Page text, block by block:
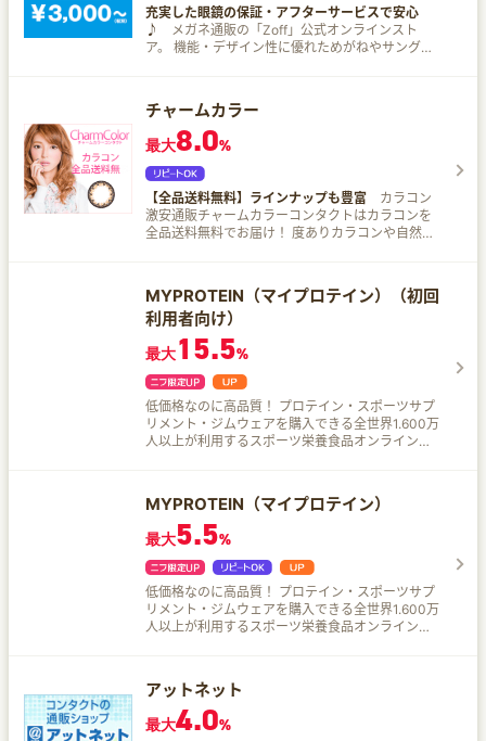
充実した眼鏡の保証・アフターサービスで安心
♪
メガネ通販の「Zoff」公式オンラインスト
ア。 機能・デザイン性に優れためがねやサングラ
お求めも安心！さらに全国のZoff店舗でいつでも
メガネのご試着・視力測定・クリーニング・掛け
心地の調整ができる！あなたのお探しの眼鏡がき
っと見つかる！
チャームカラー
最大8.0%
【全品送料無料】ラインナップも豊富 カラコン
激安通販チャームカラーコンタクトはカラコンを
全品送料無料でお届け！ 度ありカラコンや自然な
MYPROTEIN（マイプロテイン）（初回
利用者向け）
最大15.5%
低価格なのに高品質！ プロテイン・スポーツサプ
リメント・ジムウェアを購入できる全世界1.600万
人以上が利用するスポーツ栄養食品オンラインシ
日お安く簡単通販。
MYPROTEIN（マイプロテイン）
最大5.5%
低価格なのに高品質！ プロテイン・スポーツサプ
リメント・ジムウェアを購入できる全世界1.600万
人以上が利用するスポーツ栄養食品オンラインシ
日お安く簡単通販。
アットネット
最大4.0%